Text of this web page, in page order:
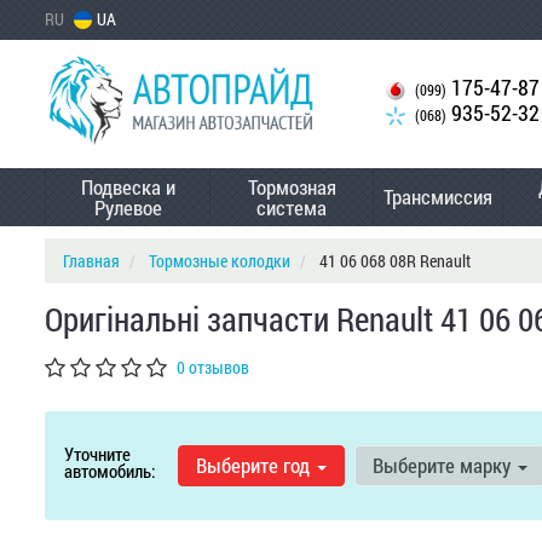
RU UA
(099) 175-47-87
(068) 935-52-32
Подвеска и
Рулевое
Тормозная
система Трансмиссия
Главная Тормозные колодки 41 06 068 08R Renault
Оригінальні запчасти Renault 41 06
0 отзывов
Уточните
автомобиль: Выберите год Выберите марку